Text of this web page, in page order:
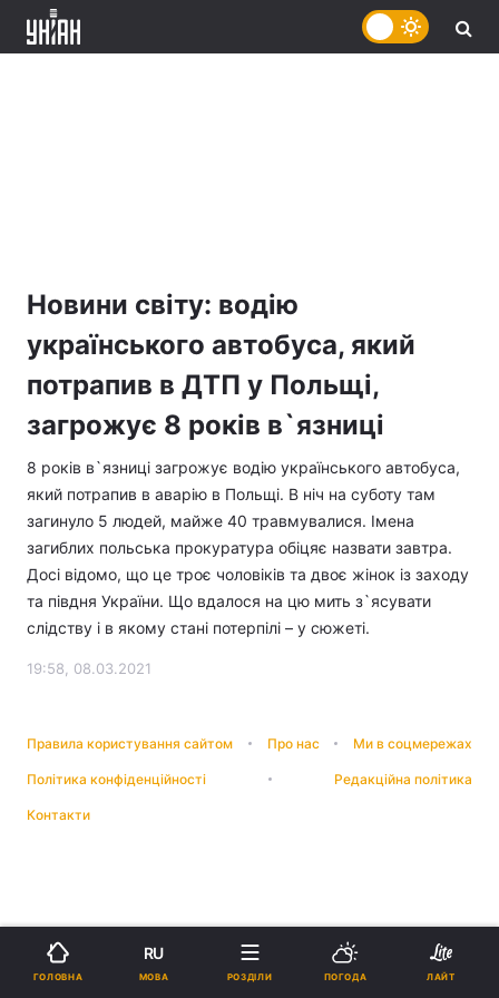
Новини світу: водію
українського автобуса, який
потрапив в ДТП у Польщі,
загрожує 8 років в`язниці
8 років в`язниці загрожує водію українського автобуса,
який потрапив в аварію в Польщі. В ніч на суботу там
загинуло 5 людей, майже 40 травмувалися. Імена
загиблих польська прокуратура обіцяє назвати завтра.
Досі відомо, що це троє чоловіків та двоє жінок із заходу
та півдня України. Що вдалося на цю мить з`ясувати
слідству і в якому стані потерпілі – у сюжеті.
19:58, 08.03.2021
Правила користування сайтом Про нас Ми в соцмережах
Політика конфіденційності Редакційна політика
Контакти
ГОЛОВНА
RU
МОВА РОЗДІЛИ ПОГОДА ЛАЙТ